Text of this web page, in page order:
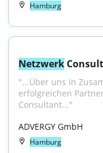
Hamburg
Netzwerk
"...Über uns In
erfolgreichen
Consultant..."
ADVERGY GmbH
Hamburg